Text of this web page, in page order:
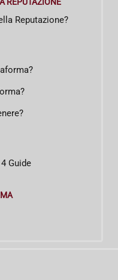
Reputazione?
Guide